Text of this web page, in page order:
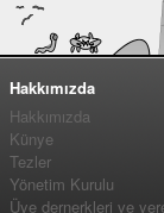
Hakkımızda
Hakkımızda
Künye
Tezler
Yönetim Kurulu
Üye dernerkleri ve